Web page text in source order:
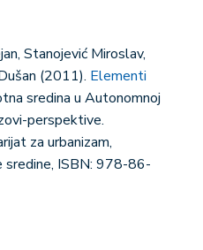
Stanojević Miroslav,
(2011). Elementi
sredina u Autonomnoj
perspektive.
za urbanizam,
ISBN: 978-86-